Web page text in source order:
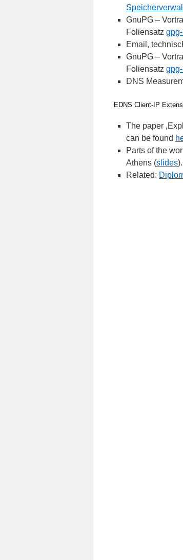
GnuPG –
Foliensatz
Email,
GnuPG –
Foliensatz
DNS
EDNS Client-IP
The paper
can be found
Parts of the
Athens (slides).
Related: